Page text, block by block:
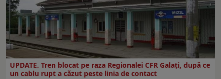
UPDATE. Tren blocat pe raza Regionalei CFR Galați, după ce
un cablu rupt a căzut peste linia de contact